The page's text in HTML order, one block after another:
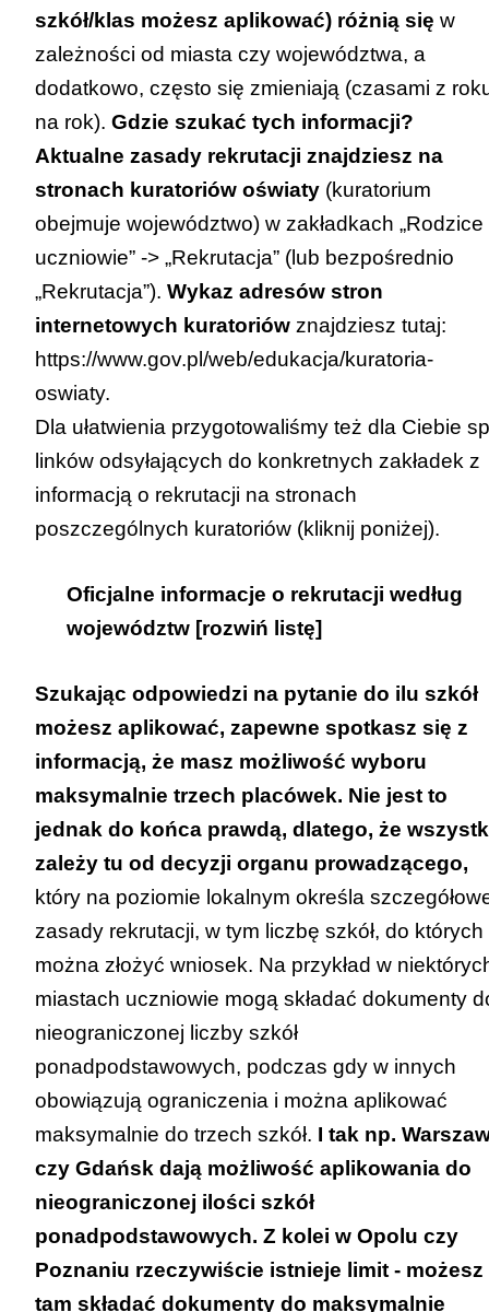
szkół/klas możesz aplikować) różnią się w
zależności od miasta czy województwa, a
dodatkowo, często się zmieniają (czasami z
na rok). Gdzie szukać tych informacji?
Aktualne zasady rekrutacji znajdziesz na
stronach kuratoriów oświaty (kuratorium
obejmuje województwo) w zakładkach „Rodzice
uczniowie” -> „Rekrutacja” (lub bezpośrednio
„Rekrutacja”). Wykaz adresów stron
internetowych kuratoriów znajdziesz tutaj:
https://www.gov.pl/web/edukacja/kuratoria-
oswiaty.
Dla ułatwienia przygotowaliśmy też dla Ciebie
linków odsyłających do konkretnych zakładek z
informacją o rekrutacji na stronach
poszczególnych kuratoriów (kliknij poniżej).
Oficjalne informacje o rekrutacji według
województw [rozwiń listę]
DOLNOŚLĄSKIE Kuratorium Oświaty
Strona internetowa kuratorium:
www.kuratorium.wroclaw.pl
Link do zakładki z informacją o rekrutacji –
[KLIK]
KUJAWSKO-POMORSKIE Kuratorium
Oświaty
Strona internetowa kuratorium:
https://kuratorium.bydgoszcz.pl/
Link do zakładki z informacją o rekrutacji –
[KLIK]
LUBELSKIE Kuratorium Oświaty
Strona internetowa kuratorium:
www.kuratorium.lublin.pl
Link do zakładki z informacją o rekrutacji –
[KLIK]
LUBUSKIE Kuratorium Oświaty
Strona internetowa kuratorium:www.ko-
gorzow.edu.pl
Szukając odpowiedzi na pytanie do ilu szkół
możesz aplikować, zapewne spotkasz się z
informacją, że masz możliwość wyboru
maksymalnie trzech placówek. Nie jest to
jednak do końca prawdą, dlatego, że
zależy tu od decyzji organu prowadzącego,
który na poziomie lokalnym określa
zasady rekrutacji, w tym liczbę szkół, do których
można złożyć wniosek. Na przykład w
miastach uczniowie mogą składać dokumenty
nieograniczonej liczby szkół
ponadpodstawowych, podczas gdy w innych
obowiązują ograniczenia i można aplikować
maksymalnie do trzech szkół. I tak np.
czy Gdańsk dają możliwość aplikowania do
nieograniczonej ilości szkół
ponadpodstawowych. Z kolei w Opolu czy
Poznaniu rzeczywiście istnieje limit - możesz
tam składać dokumenty do maksymalnie